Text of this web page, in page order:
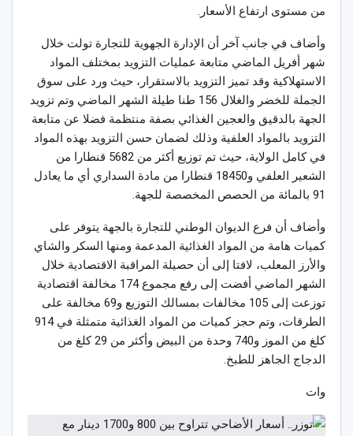
من مستوى ارتفاع الأسعار.
وأضاف في جانب آخر أن الإدارة الجهوية للتجارة تولت خلال
شهر أفريل الماضي متابعة عمليات التزويد بمختلف المواد
الاستهلاكية وقد تميز التزويد بالاستقرار، حيث ورد على سوق
الجملة للخضر والغلال 156 طنا طيلة الشهر الماضي وتم تزويد
الجهة بالدقيق والعجين الغذائي بصفة منتظمة فضلا عن متابعة
التزويد بالمواد العلفية وذلك لضمان حسن التزويد بهذه المواد
في كامل الولاية، حيث تم توزيع أكثر من 5682 قنطارا من
الشعير العلفي و18450 قنطارا من مادة السداري أي ما يعادل
91 بالمائة من الحصص المخصصة للجهة.
وأضاف أن فرع الديوان الوطني للتجارة بالجهة يتوفر على
كميات هامة من المواد الغذائية المدعمة ومنها السكر والشاي
والأرز المعلب، لافتا إلى أن حصيلة المراقبة الاقتصادية خلال
الشهر الماضي أفضت إلى رفع مجموع 174 مخالفة اقتصادية
توزعت إلى 105 مخالفات بمسالك التوزيع و69 مخالفة على
الطرقات، وتم حجز كميات من المواد الغذائية متمثلة في 914
كلغ من الموز و740 وحدة من البيض وأكثر من 29 كلغ من
الدجاج الجاهز للطبخ.
وات